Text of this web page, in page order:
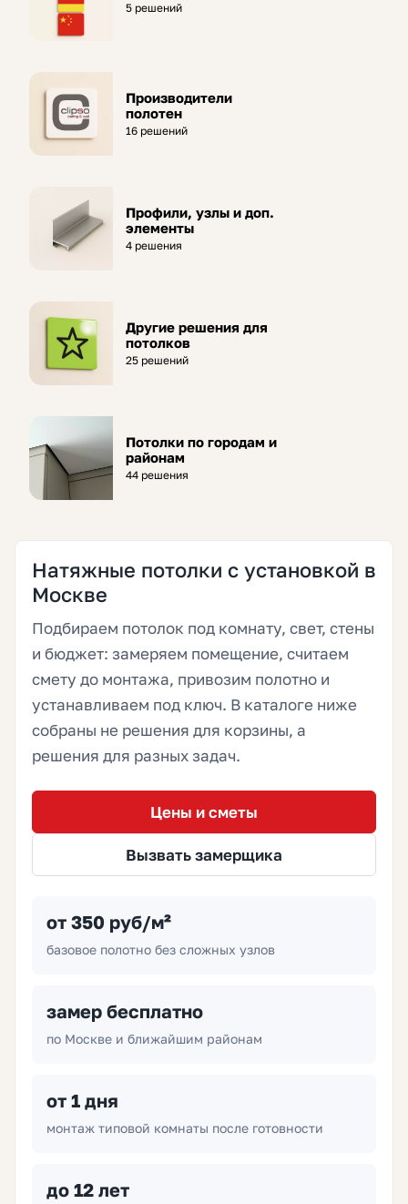
5 решений
Производители
полотен
16 решений
Профили, узлы и доп.
элементы
4 решения
Другие решения для
потолков
25 решений
Потолки по городам и
районам
44 решения
Натяжные потолки с установкой в
Москве
Подбираем потолок под комнату, свет, стены
и бюджет: замеряем помещение, считаем
смету до монтажа, привозим полотно и
устанавливаем под ключ. В каталоге ниже
собраны не решения для корзины, а
решения для разных задач.
Цены и сметы
Вызвать замерщика
от 350 руб/м²
базовое полотно без сложных узлов
замер бесплатно
по Москве и ближайшим районам
от 1 дня
монтаж типовой комнаты после готовности
до 12 лет